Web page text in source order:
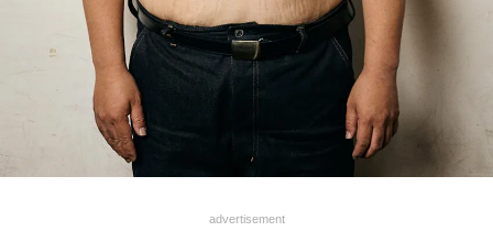
advertisement